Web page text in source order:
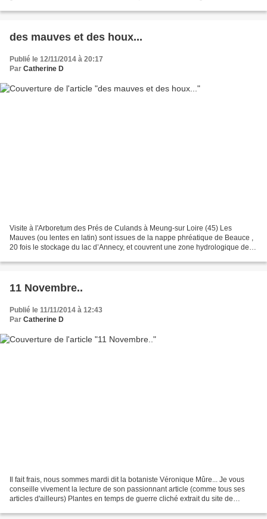
des mauves et des houx...
Publié le 12/11/2014 à 20:17
Par Catherine D
Visite à l'Arboretum des Prés de Culands à Meung-sur Loire (45) Les
Mauves (ou lentes en latin) sont issues de la nappe phréatique de Beauce ,
20 fois le stockage du lac d’Annecy, et couvrent une zone hydrologique de
11 Novembre..
Publié le 11/11/2014 à 12:43
Par Catherine D
Il fait frais, nous sommes mardi dit la botaniste Véronique Mûre... Je vous
conseille vivement la lecture de son passionnant article (comme tous ses
articles d'ailleurs) Plantes en temps de guerre cliché extrait du site de